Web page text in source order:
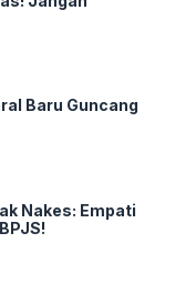
Baru Guncang
Nakes: Empati